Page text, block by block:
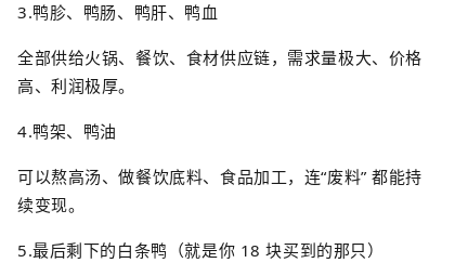
3.鸭胗、鸭肠、鸭肝、鸭血
全部供给火锅、餐饮、食材供应链，需求量极大、价格
高、利润极厚。
4.鸭架、鸭油
可以熬高汤、做餐饮底料、食品加工，连“废料”都能持
续变现。
5.最后剩下的白条鸭（就是你 18块买到的那只）